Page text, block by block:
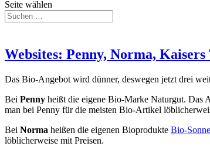
Seite wählen
Websites: Penny, Norma, Kaisers
Das Bio-Angebot wird dünner, deswegen jetzt drei
Bei Penny heißt die eigene Bio-Marke Naturgut. Das
man bei Penny für die meisten Bio-Artikel
Bei Norma heißen die eigenen Bioprodukte Bio-Sonne
löblicherweise mit Preisen.